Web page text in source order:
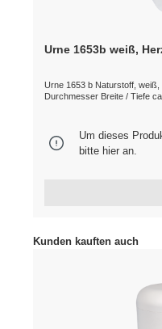
Urne 1653b weiß,
Urne 1653 b Naturstoff, weiß, Herz,
Um dieses
bitte hieran.
Produktgalerie überspringen
Kunden kauften auch